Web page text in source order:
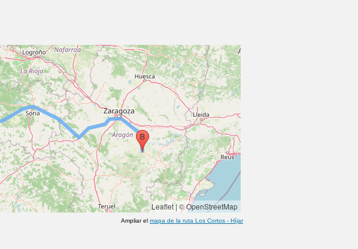
Leaflet|© OpenStreetMap
Ampliar el mapa de la ruta Los Cortos - Híjar